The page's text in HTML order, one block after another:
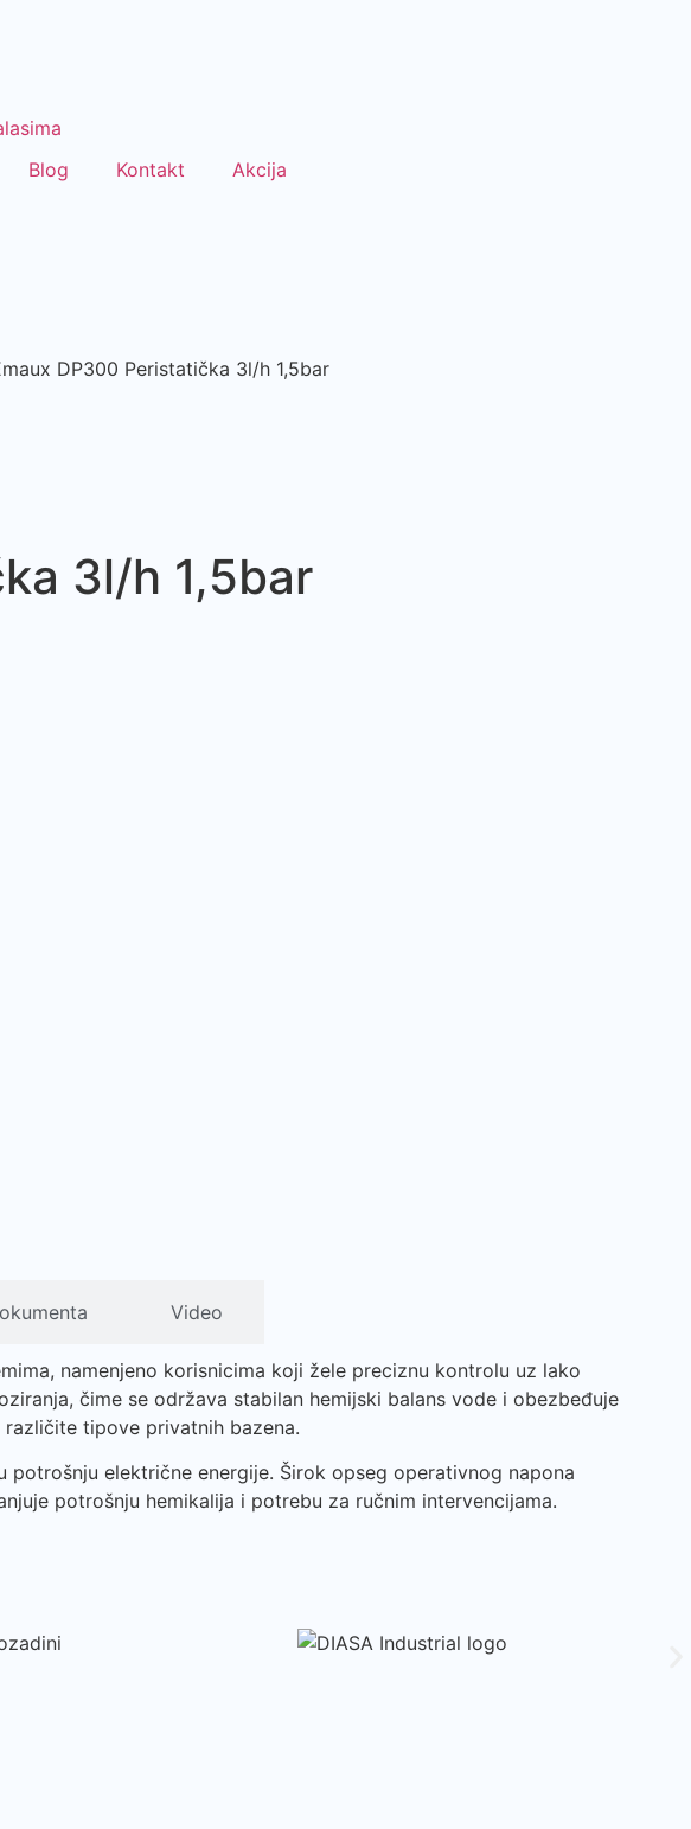
Blog Kontakt Akcija
DP300 Peristatička 3l/h 1,5bar
3l/h 1,5bar
Video
namenjeno korisnicima koji žele preciznu kontrolu uz lako
čime se održava stabilan hemijski balans vode i obezbeđuje
tipove privatnih bazena.
električne energije. Širok opseg operativnog napona
potrošnju hemikalija i potrebu za ručnim intervencijama.